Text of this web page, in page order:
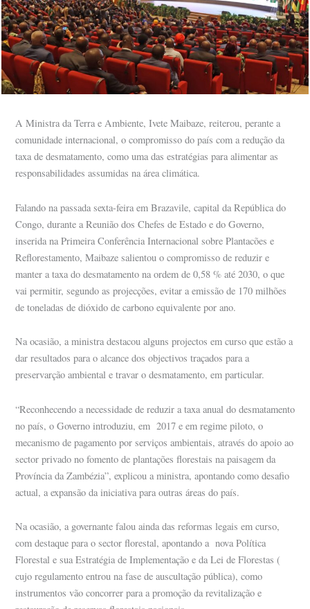
A Ministra da Terra e Ambiente, Ivete Maibaze, reiterou, perante a
comunidade internacional, o compromisso do país com a redução da
taxa de desmatamento, como uma das estratégias para alimentar as
responsabilidades assumidas na área climática.
Falando na passada sexta-feira em Brazavile, capital da República do
Congo, durante a Reunião dos Chefes de Estado e do Governo,
inserida na Primeira Conferência Internacional sobre Plantacões e
Reflorestamento, Maibaze salientou o compromisso de reduzir e
manter a taxa do desmatamento na ordem de 0,58 % até 2030, o que
vai permitir, segundo as projecções, evitar a emissão de 170 milhões
de toneladas de dióxido de carbono equivalente por ano.
Na ocasião, a ministra destacou alguns projectos em curso que estão a
dar resultados para o alcance dos objectivos traçados para a
preservarção ambiental e travar o desmatamento, em particular.
“Reconhecendo a necessidade de reduzir a taxa anual do desmatamento
no país, o Governo introduziu, em 2017 e em regime piloto, o
mecanismo de pagamento por serviços ambientais, através do apoio ao
sector privado no fomento de plantações florestais na paisagem da
Província da Zambézia”, explicou a ministra, apontando como desafio
actual, a expansão da iniciativa para outras áreas do país.
Na ocasião, a governante falou ainda das reformas legais em curso,
com destaque para o sector florestal, apontando a nova Política
Florestal e sua Estratégia de Implementação e da Lei de Florestas (
cujo regulamento entrou na fase de auscultação pública), como
instrumentos vão concorrer para a promoção da revitalização e